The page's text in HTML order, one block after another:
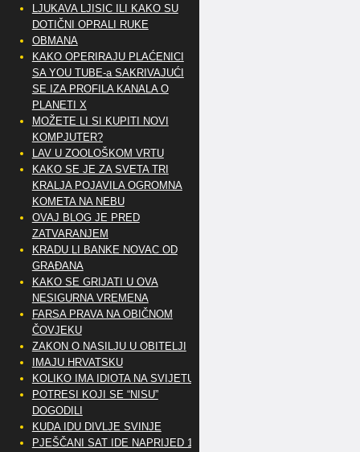
LJUKAVA LJISIC ILI KAKO SU
DOTIČNI OPRALI RUKE
OBMANA
KAKO OPERIRAJU PLAĆENICI
SA YOU TUBE-a SAKRIVAJUĆI
SE IZA PROFILA KANALA O
PLANETI X
MOŽETE LI SI KUPITI NOVI
KOMPJUTER?
LAV U ZOOLOŠKOM VRTU
KAKO SE JE ZA SVETA TRI
KRALJA POJAVILA OGROMNA
KOMETA NA NEBU
OVAJ BLOG JE PRED
ZATVARANJEM
KRADU LI BANKE NOVAC OD
GRAĐANA
KAKO SE GRIJATI U OVA
NESIGURNA VREMENA
FARSA PRAVA NA OBIČNOM
ČOVJEKU
ZAKON O NASILJU U OBITELJI
IMAJU HRVATSKU
KOLIKO IMA IDIOTA NA SVIJETU?
POTRESI KOJI SE “NISU”
DOGODILI
KUDA IDU DIVLJE SVINJE
PJEŠČANI SAT IDE NAPRIJED 10